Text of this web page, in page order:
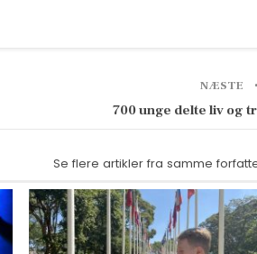
NÆSTE
700 unge delte liv og
Se flere artikler fra samme